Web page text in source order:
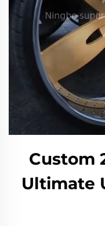
Custom
Ultimate